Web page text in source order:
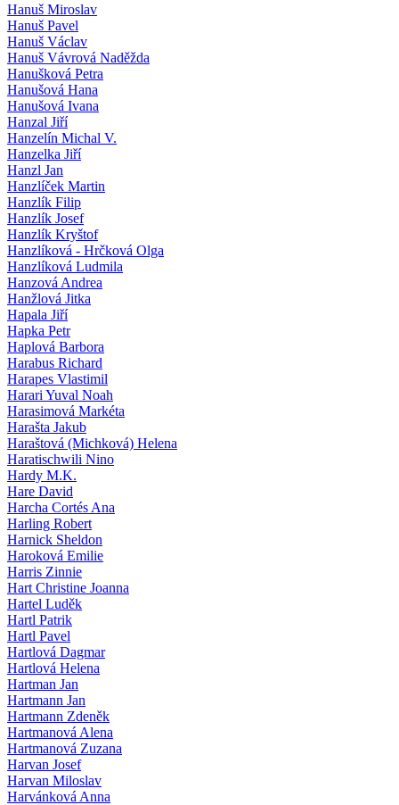
Hanuš Miroslav
Hanuš Pavel
Hanuš Václav
Hanuš Vávrová Naděžda
Hanušková Petra
Hanušová Hana
Hanušová Ivana
Hanzal Jiří
Hanzelín Michal V.
Hanzelka Jiří
Hanzl Jan
Hanzlíček Martin
Hanzlík Filip
Hanzlík Josef
Hanzlík Kryštof
Hanzlíková - Hrčková Olga
Hanzlíková Ludmila
Hanzová Andrea
Hanžlová Jitka
Hapala Jiří
Hapka Petr
Haplová Barbora
Harabus Richard
Harapes Vlastimil
Harari Yuval Noah
Harasimová Markéta
Harašta Jakub
Haraštová (Michková) Helena
Haratischwili Nino
Hardy M.K.
Hare David
Harcha Cortés Ana
Harling Robert
Harnick Sheldon
Haroková Emilie
Harris Zinnie
Hart Christine Joanna
Hartel Luděk
Hartl Patrik
Hartl Pavel
Hartlová Dagmar
Hartlová Helena
Hartman Jan
Hartmann Jan
Hartmann Zdeněk
Hartmanová Alena
Hartmanová Zuzana
Harvan Josef
Harvan Miloslav
Harvánková Anna